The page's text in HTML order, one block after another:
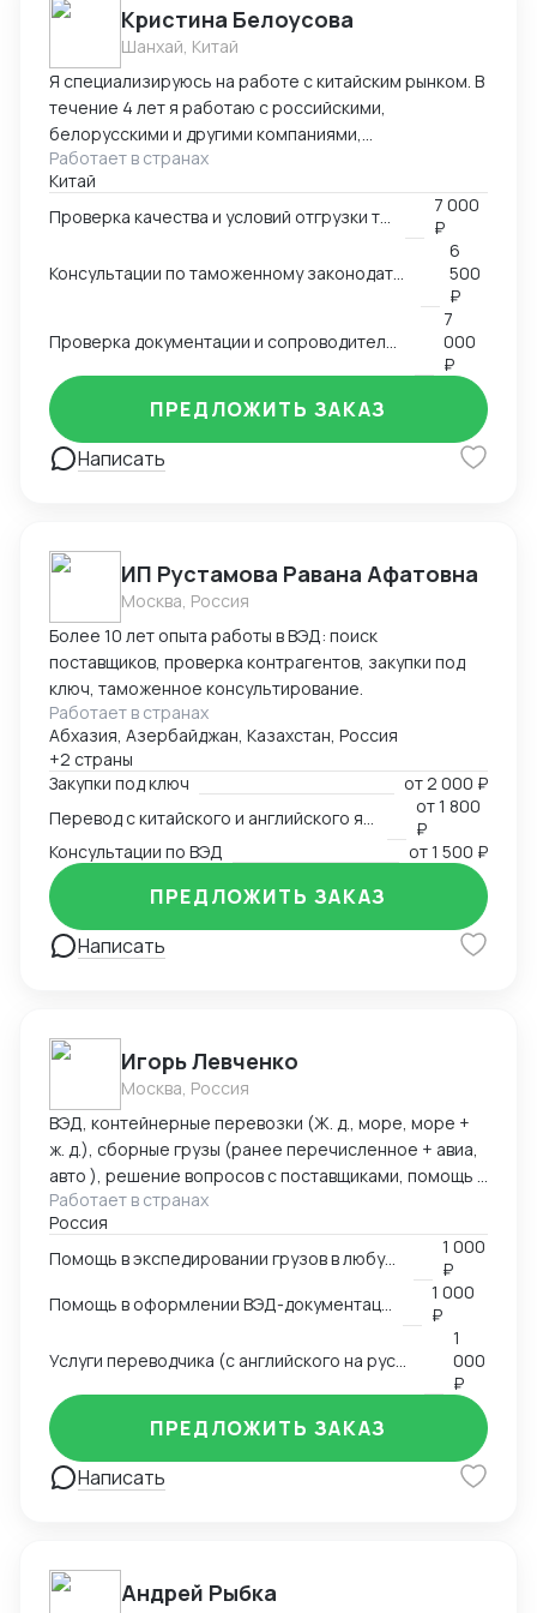
Кристина Белоусова
Шанхай, Китай
Я специализируюсь на работе с китайским рынком. В
течение 4 лет я работаю с российскими,
белорусскими и другими компаниями,
занимающимися импортом и экспортом различных
товаров, включая товары потребления, электронику,
текстиль, автомобильные запчасти и другие. Могу
помочь вам найти необходимые товары и надежных
поставщиков, разобраться в требованиях таможни,
соответствие всей необходимой документации. Мой
опыт работы в разных сферах позволяет мне
применять свои знания и навыки в различных
бизнес-сценариях и обеспечивать высокое
качество услуг для клиентов.
Работает в странах
Китай
7 000
₽
Консультации по таможенному законодательству и процедурам ВЭД
6
500
₽
Проверка документации и сопроводительных документов
7
000
₽
Написать
ПРЕДЛОЖИТЬ ЗАКАЗ
ИП Рустамова Равана Афатовна
Москва, Россия
Более 10 лет опыта работы в ВЭД: поиск
поставщиков, проверка контрагентов, закупки под
ключ, таможенное консультирование.
Работает в странах
Абхазия, Азербайджан, Казахстан, Россия
+2 страны
Закупки под ключ
от2 000 ₽
от1 800
₽
Консультации по ВЭД
от1 500 ₽
Написать
ПРЕДЛОЖИТЬ ЗАКАЗ
Игорь Левченко
Москва, Россия
ВЭД, контейнерные перевозки (Ж. д., море, море +
ж. д.), сборные грузы (ранее перечисленное + авиа,
авто ), решение вопросов с поставщиками, помощь в
оформлении документов. Имею 15 летний опыт
работы в сфере ВЭД. Работал в торговых компаниях
и компаниях-экспедиторах. Работал с десятками
Работает в странах
Россия
Помощь в экспедировании грузов в любую точку мира
1 000
₽
1 000
₽
Услуги переводчика (с английского на русский и с русского на английский)
1
000
₽
Написать
ПРЕДЛОЖИТЬ ЗАКАЗ
Андрей Рыбка